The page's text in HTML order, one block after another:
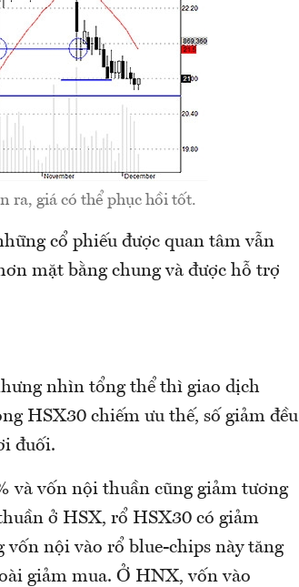
ra, giá có thể phục hồi tốt.
cổ phiếu được quan tâm vẫn
mặt bằng chung và được hỗ trợ
nhìn tổng thể thì giao dịch
HSX30 chiếm ưu thế, số giảm đều
đuối.
và vốn nội thuần cũng giảm tương
ở HSX, rổ HSX30 có giảm
nội vào rổ blue-chips này tăng
giảm mua. Ở HNX, vốn vào